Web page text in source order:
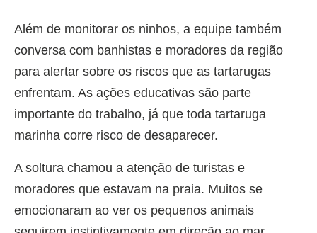
Além de monitorar os ninhos, a equipe também
conversa com banhistas e moradores da região
para alertar sobre os riscos que as tartarugas
enfrentam. As ações educativas são parte
importante do trabalho, já que toda tartaruga
marinha corre risco de desaparecer.
A soltura chamou a atenção de turistas e
moradores que estavam na praia. Muitos se
emocionaram ao ver os pequenos animais